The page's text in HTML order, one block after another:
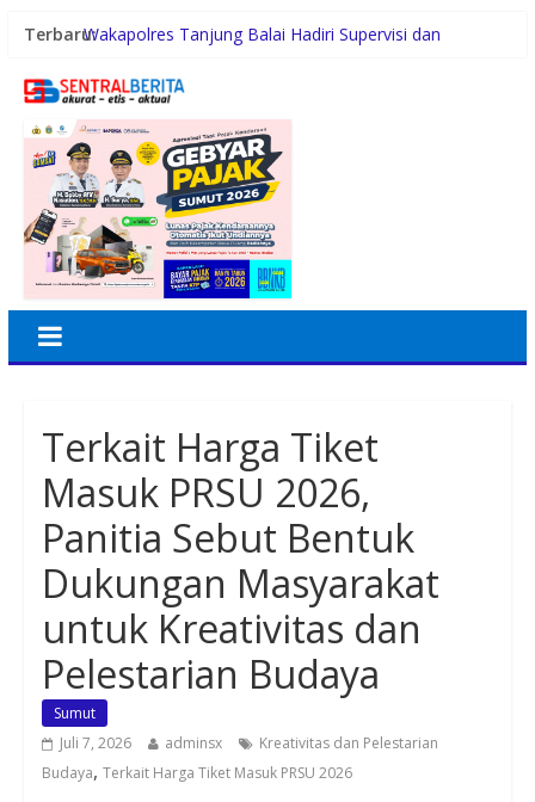
Terbaru:Wakapolres Tanjung Balai Hadiri Supervisi dan
Rico Waas Nonaktifkan Lurah AUR, Tegaskan Tak Ada
Plt. Bupati Tiorita Kawal Langsung Percepatan
Bantuan Korban Banjir Langkat ke Jakarta
Bobby Nasution Bantu Akomodasi Pasien Leukemia
dan Kanker Tiroid Saat Tinjau RSUD Thomsen
Lagi Banyak Kebutuhan? Ini Cara Menentukan Prioritas
Keuangan agar Tetap Terkendali
Terkait Harga Tiket
Masuk PRSU 2026,
Panitia Sebut Bentuk
Dukungan Masyarakat
untuk Kreativitas dan
Pelestarian Budaya
Sumut
Juli 7, 2026
adminsx
Kreativitas dan Pelestarian
Budaya, Terkait Harga Tiket Masuk PRSU 2026